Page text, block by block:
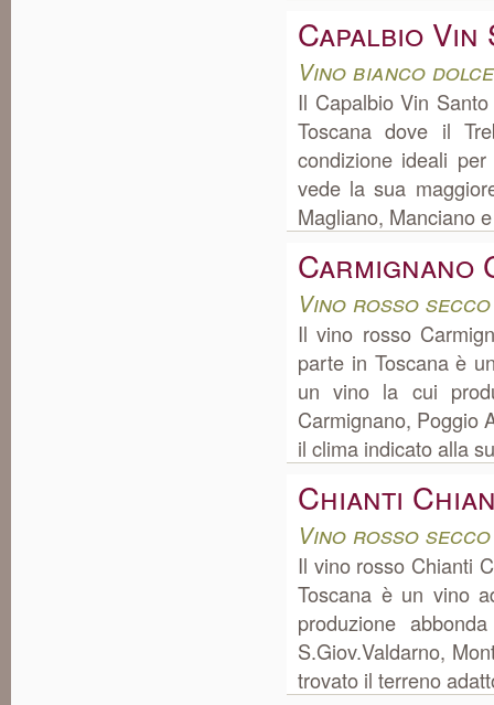
Capalbio Vin
Vino bianco
Il Capalbio Vin
Toscana dove il
condizione ideali
vede la sua
Magliano, Manciano
Carmignano
Vino rosso
Il vino rosso
parte in Toscana è
un vino la cui
Carmignano, Poggio
il clima indicato alla
Chianti
Vino rosso
Il vino rosso Chianti
Toscana è un vino
produzione
S.Giov.Valdarno,
trovato il terreno